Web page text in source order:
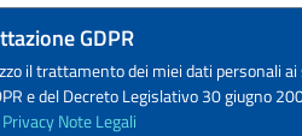
GDPR
il trattamento dei miei dati personali ai
e del Decreto Legislativo 30 giugno
PrivacyNote Legali